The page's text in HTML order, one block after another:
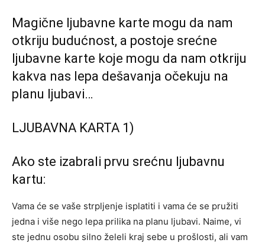
Magične ljubavne karte mogu da nam
otkriju budućnost, a postoje srećne
ljubavne karte koje mogu da nam otkriju
kakva nas lepa dešavanja očekuju na
planu ljubavi…
LJUBAVNA KARTA 1)
Ako ste izabrali prvu srećnu ljubavnu
kartu:
Vama će se vaše strpljenje isplatiti i vama će se pružiti
jedna i više nego lepa prilika na planu ljubavi. Naime, vi
ste jednu osobu silno želeli kraj sebe u prošlosti, ali vam